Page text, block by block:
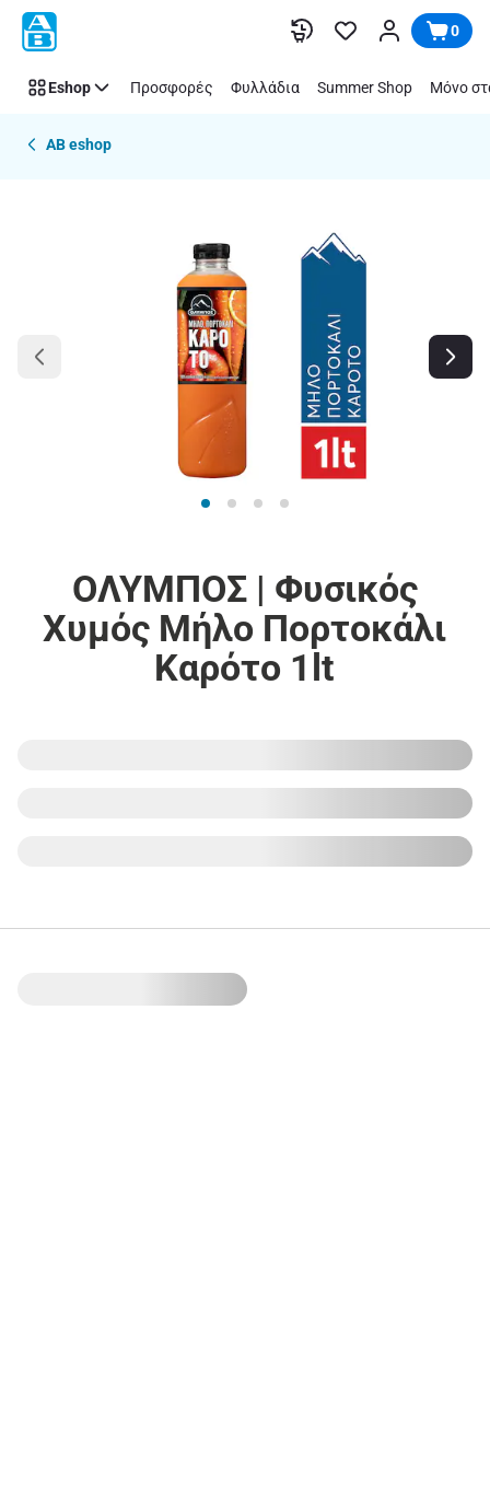
Παράλειψη 0
Eshop Προσφορές Φυλλάδια Summer Shop Μόνο
AB eshop
ΟΛΥΜΠΟΣ | Φυσικός
Χυμός Μήλο Πορτοκάλι
Καρότο 1lt